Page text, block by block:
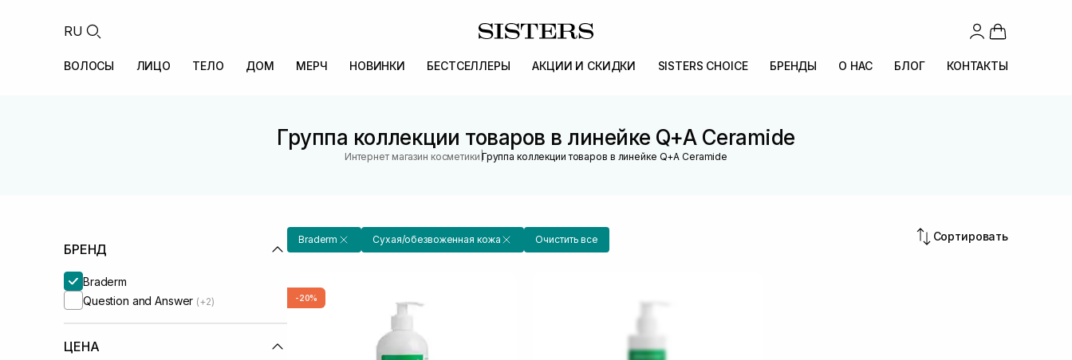
RU
ВОЛОСЫ ЛИЦО ТЕЛО ДОМ МЕРЧ НОВИНКИ БЕСТСЕЛЛЕРЫ АКЦИИ И СКИДКИ SISTERS CHOICE БРЕНДЫ О НАС БЛОГ КОНТАКТЫ
Группа коллекции товаров в линейке Q+A Ceramide
Интернет магазин косметики |Группа коллекции товаров в линейке Q+A Ceramide
БРЕНД
Braderm
Question and Answer (+2)
ЦЕНА
Braderm Сухая/обезвоженная кожа Очистить все Сортировать
-20%